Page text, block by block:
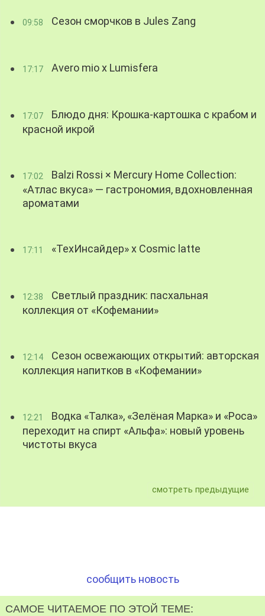
09:58 Сезон сморчков в Jules Zang
17:17 Avero mio x Lumisfera
17:07
Блюдо дня: Крошка-картошка с крабом и
красной икрой
17:02
Balzi Rossi × Mercury Home Collection:
«Атлас вкуса» — гастрономия, вдохновленная
ароматами
17:11 «ТехИнсайдер» х Cosmic latte
12:38
Светлый праздник: пасхальная
коллекция от «Кофемании»
12:14
Сезон освежающих открытий: авторская
коллекция напитков в «Кофемании»
12:21
Водка «Талка», «Зелёная Марка» и «Роса»
переходит на спирт «Альфа»: новый уровень
чистоты вкуса
смотреть предыдущие
сообщить новость
САМОЕ ЧИТАЕМОЕ ПО ЭТОЙ ТЕМЕ: